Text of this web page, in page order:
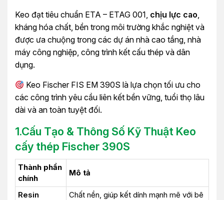
Keo đạt tiêu chuẩn ETA – ETAG 001, chịu lực cao,
kháng hóa chất, bền trong môi trường khắc nghiệt và
được ưa chuộng trong các dự án nhà cao tầng, nhà
máy công nghiệp, công trình kết cấu thép và dân
dụng.
Keo Fischer FIS EM 390S là lựa chọn tối ưu cho
các công trình yêu cầu liên kết bền vững, tuổi thọ lâu
dài và an toàn tuyệt đối.
1.Cấu Tạo & Thông Số Kỹ Thuật Keo
cấy thép Fischer 390S
Thành phần
chính
Mô tả
Resin
Chất nền, giúp kết dính mạnh mẽ với bê